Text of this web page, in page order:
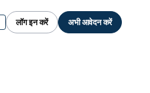
लॉग इन करें अभी आवेदन करें